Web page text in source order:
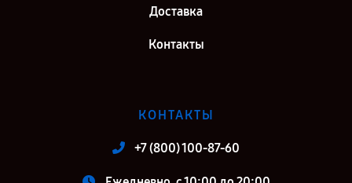
Доставка
Контакты
КОНТАКТЫ
+7 (800) 100-87-60